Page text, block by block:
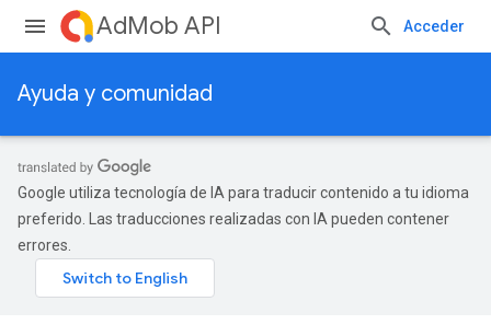
AdMob API Acceder
Ayuda y comunidad
Google utiliza tecnología de IA para traducir contenido a tu idioma
preferido. Las traducciones realizadas con IA pueden contener
errores.